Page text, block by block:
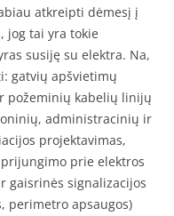
atkreipti dėmesį į
jog tai yra tokie
susiję su elektra. Na,
gatvių apšvietimų
požeminių kabelių linijų
administracinių ir
projektavimas,
prie elektros
gaisrinės signalizacijos
perimetro apsaugos)